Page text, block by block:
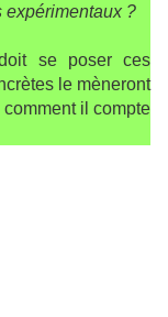
expérimentaux ?
se poser ces
le mèneront
il compte